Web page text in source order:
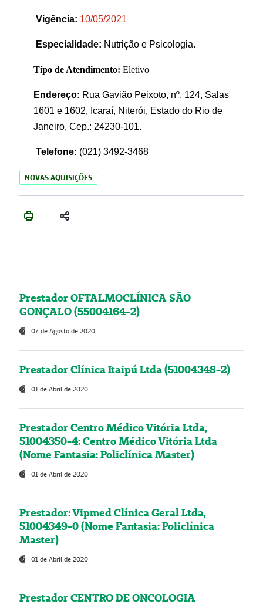
Vigência: 10/05/2021
Especialidade: Nutrição e Psicologia.
Tipo de Atendimento: Eletivo
Endereço: Rua Gavião Peixoto, nº. 124, Salas
1601 e 1602, Icaraí, Niterói, Estado do Rio de
Janeiro, Cep.: 24230-101.
Telefone: (021) 3492-3468
NOVAS AQUISIÇÕES
Prestador OFTALMOCLÍNICA SÃO
GONÇALO (55004164-2)
07 de Agosto de 2020
Prestador Clínica Itaipú Ltda (51004348-2)
01 de Abril de 2020
Prestador Centro Médico Vitória Ltda,
51004350-4: Centro Médico Vitória Ltda
(Nome Fantasia: Policlínica Master)
01 de Abril de 2020
Prestador: Vipmed Clínica Geral Ltda,
51004349-0 (Nome Fantasia: Policlínica
Master)
01 de Abril de 2020
Prestador CENTRO DE ONCOLOGIA